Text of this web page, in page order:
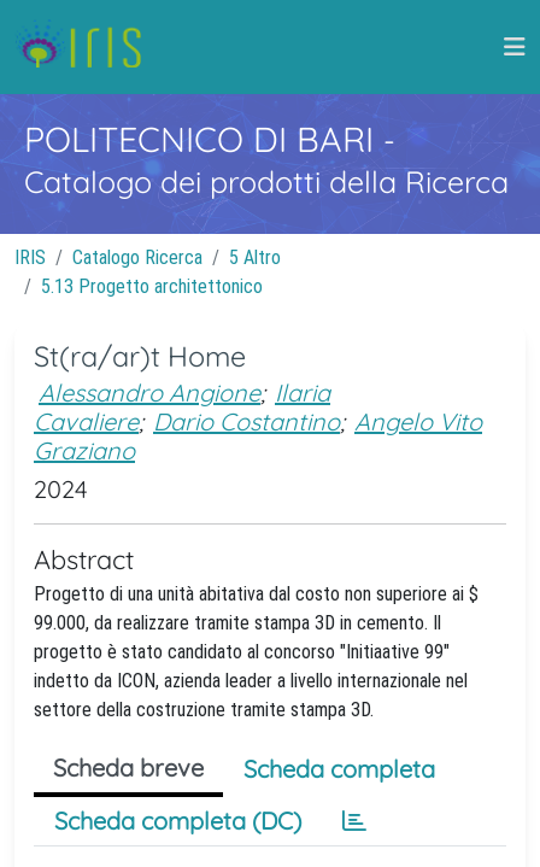
POLITECNICO DI BARI -
Catalogo dei prodotti della Ricerca
IRIS Catalogo Ricerca
5 Altro
5.13 Progetto architettonico
St(ra/ar)t Home
Alessandro Angione; Ilaria
Cavaliere; Dario Costantino; Angelo Vito
Graziano
2024
Abstract
Progetto di una unità abitativa dal costo non superiore ai $
99.000, da realizzare tramite stampa 3D in cemento. Il
progetto è stato candidato al concorso "Initiaative 99"
indetto da ICON, azienda leader a livello internazionale nel
settore della costruzione tramite stampa 3D.
Scheda breve
Scheda completa
Scheda completa (DC)